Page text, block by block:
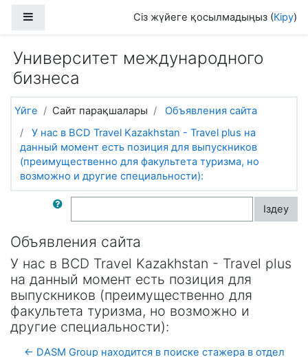
Сіз жүйеге қосылмадыңыз (Кіру)
Университет международного
бизнеса
Үйге Сайт парақшалары
Объявления сайта
У нас в BCD Travel Kazakhstan - Travel plus на
данный момент есть позиция для выпускников
(преимущественно для факультета туризма, но
возможно и другие специальности):
Форумдардан іздеу Іздеу
Объявления сайта
У нас в BCD Travel Kazakhstan - Travel plus
на данный момент есть позиция для
выпускников (преимущественно для
факультета туризма, но возможно и
другие специальности):
← DASM Group находится в поиске стажера в отдел